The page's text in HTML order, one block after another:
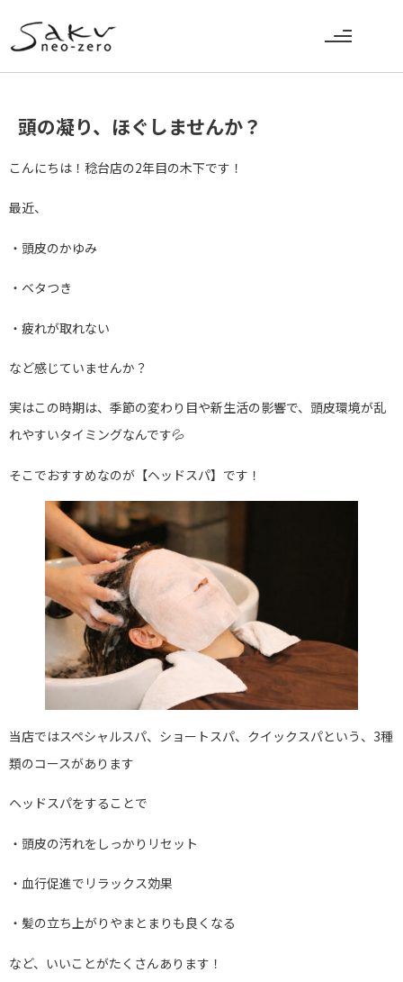
頭の凝り、ほぐしませんか？
こんにちは！稔台店の2年目の木下です！
最近、
・頭皮のかゆみ
・ベタつき
・疲れが取れない
など感じていませんか？
実はこの時期は、季節の変わり目や新生活の影響で、頭皮環境が乱
れやすいタイミングなんです💦
そこでおすすめなのが【ヘッドスパ】です！
当店ではスペシャルスパ、ショートスパ、クイックスパという、3種
類のコースがあります
ヘッドスパをすることで
・頭皮の汚れをしっかりリセット
・血行促進でリラックス効果
・髪の立ち上がりやまとまりも良くなる
など、いいことがたくさんあります！